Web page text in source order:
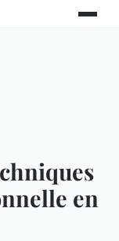
en